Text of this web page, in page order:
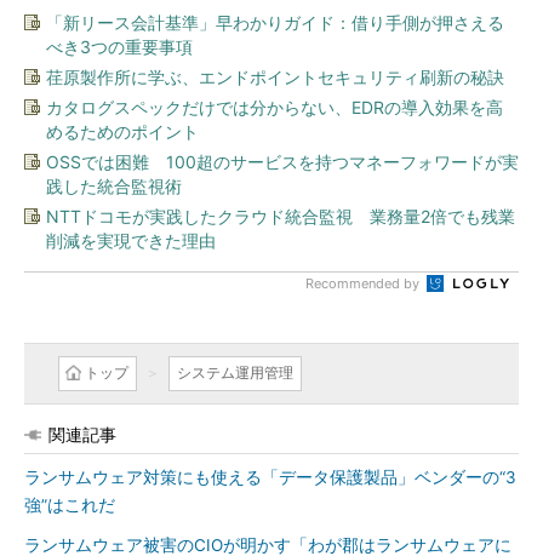
「新リース会計基準」早わかりガイド：借り手側が押さえる
べき3つの重要事項
荏原製作所に学ぶ、エンドポイントセキュリティ刷新の秘訣
カタログスペックだけでは分からない、EDRの導入効果を高
めるためのポイント
OSSでは困難 100超のサービスを持つマネーフォワードが実
践した統合監視術
NTTドコモが実践したクラウド統合監視 業務量2倍でも残業
削減を実現できた理由
Recommended by
トップ システム運用管理
関連記事
ランサムウェア対策にも使える「データ保護製品」ベンダーの“3
強”はこれだ
ランサムウェア被害のCIOが明かす「わが郡はランサムウェアに